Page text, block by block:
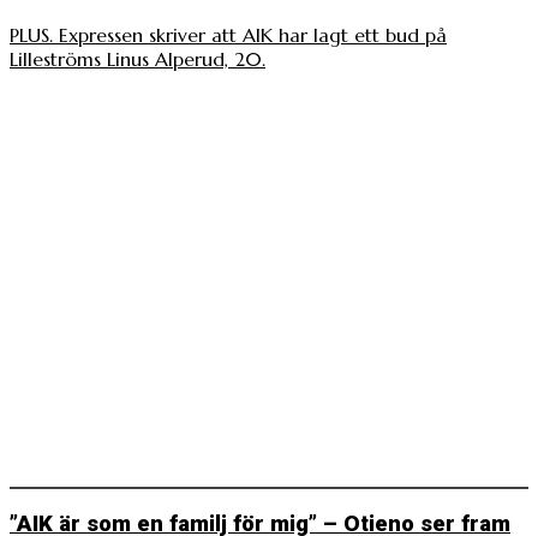
PLUS. Expressen skriver att AIK har lagt ett bud på
Lilleströms Linus Alperud, 20.
”AIK är som en familj för mig” – Otieno ser fram